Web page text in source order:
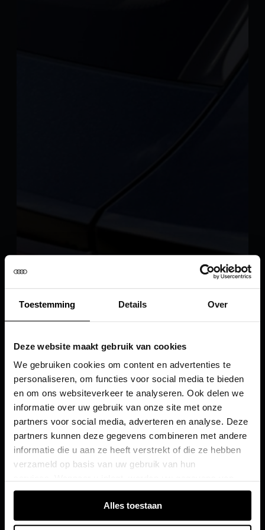
Toestemming Details Over
Deze website maakt gebruik van cookies
We gebruiken cookies om content en advertenties te
personaliseren, om functies voor social media te bieden
en om ons websiteverkeer te analyseren. Ook delen we
informatie over uw gebruik van onze site met onze
partners voor social media, adverteren en analyse. Deze
partners kunnen deze gegevens combineren met andere
informatie die u aan ze heeft verstrekt of die ze hebben
verzameld op basis van uw gebruik van hun
verschillende apparaten of browsers samengevoegd via
de extra verwerkte login-ID.Alles toestaan